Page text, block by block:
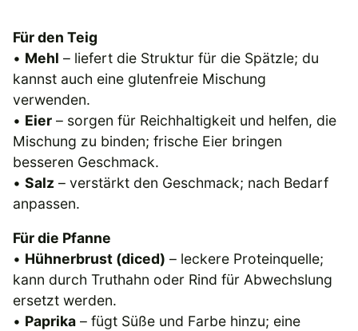
Für den Teig
• Mehl – liefert die Struktur für die Spätzle; du
kannst auch eine glutenfreie Mischung
verwenden.
• Eier – sorgen für Reichhaltigkeit und helfen, die
Mischung zu binden; frische Eier bringen
besseren Geschmack.
• Salz – verstärkt den Geschmack; nach Bedarf
anpassen.
Für die Pfanne
• Hühnerbrust (diced) – leckere Proteinquelle;
kann durch Truthahn oder Rind für Abwechslung
ersetzt werden.
• Paprika – fügt Süße und Farbe hinzu; eine